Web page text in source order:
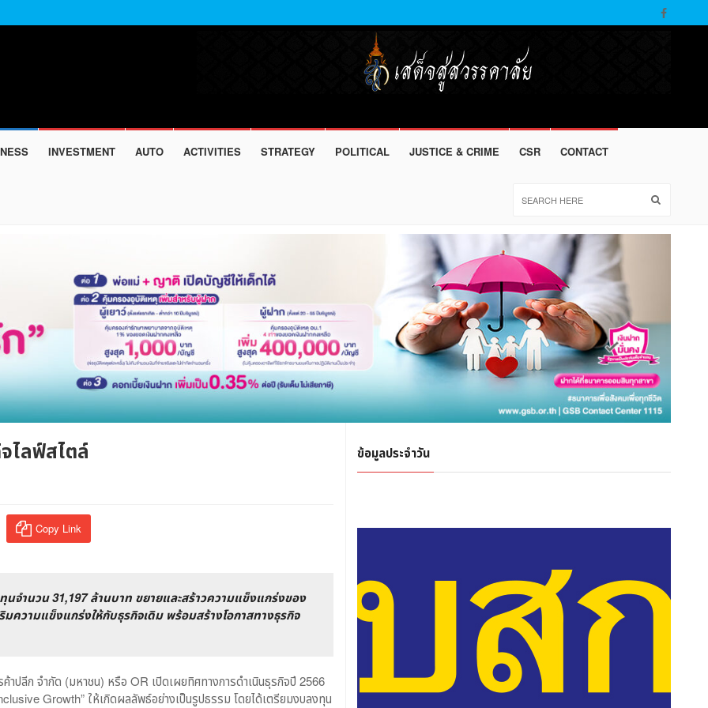
INVESTMENT AUTO ACTIVITIES STRATEGY POLITICAL JUSTICE & CRIME CSR CONTACT
ไลฟ์สไตล์
Copy Link
จำนวน 31,197 ล้านบาท ขยายและสร้าวความแข็งแกร่งของ
ความแข็งแกร่งให้กับธุรกิจเดิม พร้อมสร้างโอกาสทางธุรกิจ
าปลีก จำกัด (มหาชน) หรือ OR เปิดเผยทิศทางการดำเนินธุรกิจปี 2566
Growth” ให้เกิดผลลัพธ์อย่างเป็นรูปธรรม โดยได้เตรียมงบลงทุน
ข้อมูลประจำวัน